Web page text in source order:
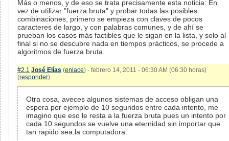
Más o menos, y de eso se trata precisamente esta noticia: En
vez de utilizar "fuerza bruta" y probar todas las posibles
combinaciones, primero se empieza con claves de pocos
caracteres de largo, y con palabras comunes, y de ahí se
prueban los casos más factibles que le sigan en la lista, y solo al
final si no se descubre nada en tiempos prácticos, se procede a
algoritmos de fuerza bruta.
#2.1 José Elías (enlace) - febrero 14, 2011 - 06:30 AM (06:30 horas)
(responder)
Otra cosa, aveces algunos sistemas de acceso obligan una
espera por ejemplo de 10 segundos entre cada intento, me
imagino que eso le resta a la fuerza bruta pues un intento por
cada 10 segundos se vuelve una eternidad sin importar que
tan rapido sea la computadora.